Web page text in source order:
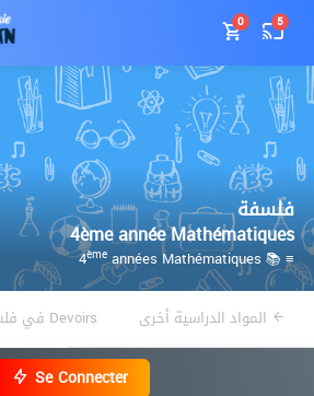
0 5
فلسفة
4ème année Mathématiques
≡ 📚 4
èmeannées Mathématiques
المواد الدراسية أخرى Devoirs في فلسفة
Se Connecter